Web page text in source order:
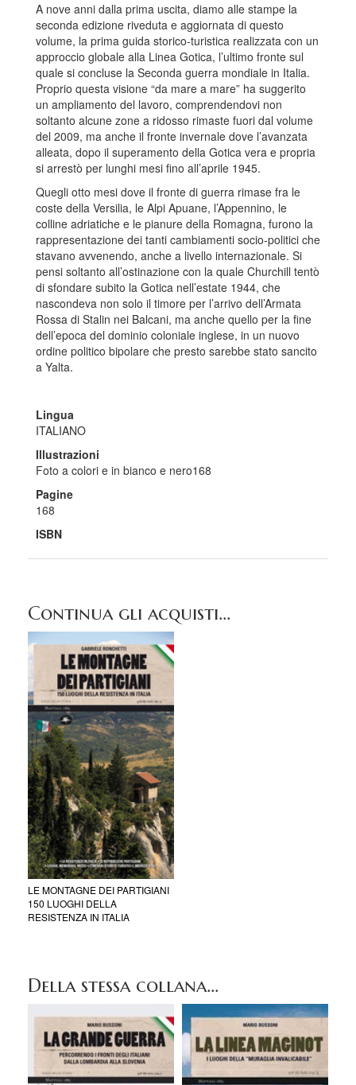
A nove anni dalla prima uscita, diamo alle stampe la
seconda edizione riveduta e aggiornata di questo
volume, la prima guida storico-turistica realizzata con un
approccio globale alla Linea Gotica, l’ultimo fronte sul
quale si concluse la Seconda guerra mondiale in Italia.
Proprio questa visione “da mare a mare” ha suggerito
un ampliamento del lavoro, comprendendovi non
soltanto alcune zone a ridosso rimaste fuori dal volume
del 2009, ma anche il fronte invernale dove l’avanzata
alleata, dopo il superamento della Gotica vera e propria
si arrestò per lunghi mesi fino all’aprile 1945.
Quegli otto mesi dove il fronte di guerra rimase fra le
coste della Versilia, le Alpi Apuane, l’Appennino, le
colline adriatiche e le pianure della Romagna, furono la
rappresentazione dei tanti cambiamenti socio-politici che
stavano avvenendo, anche a livello internazionale. Si
pensi soltanto all’ostinazione con la quale Churchill tentò
di sfondare subito la Gotica nell’estate 1944, che
nascondeva non solo il timore per l’arrivo dell’Armata
Rossa di Stalin nei Balcani, ma anche quello per la fine
dell’epoca del dominio coloniale inglese, in un nuovo
ordine politico bipolare che presto sarebbe stato sancito
a Yalta.
Lingua
ITALIANO
Illustrazioni
Foto a colori e in bianco e nero168
Pagine
168
ISBN
Continua gli acquisti...
LE MONTAGNE DEI PARTIGIANI
150 LUOGHI DELLA
RESISTENZA IN ITALIA
Della stessa collana...